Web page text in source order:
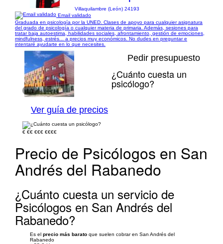
Villaquilambre (León) 24193
Email validado
Graduada en psicología por la UNED. Clases de apoyo para cualquier asignatura
del grado de psicología o cualquier materia de primaria. Además, sesiones para
tratar baja autoestima, habilidades sociales, afrontamiento, gestión de emociones,
mindfulness, estrés... a precios muy económicos. No dudes en preguntar e
intentaré ayudarte en lo que necesites.
1/1
Pedir presupuesto
¿Cuánto cuesta un
psicólogo?
Ver guía de precios
€ €€ €€€ €€€€
Precio de Psicólogos en San
Andrés del Rabanedo
¿Cuánto cuesta un servicio de
Psicólogos en San Andrés del
Rabanedo?
Es el precio más barato que suelen cobrar en San Andrés del
Rabanedo